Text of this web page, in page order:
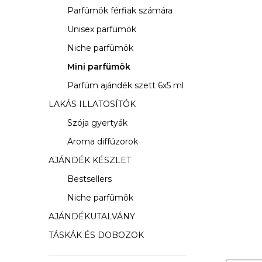
n
Parfümök férfiak számára
Unisex parfümök
Niche parfümök
Mini parfümök
Parfüm ajándék szett 6x5 ml
LAKÁS ILLATOSÍTÓK
Szója gyertyák
Aroma diffúzorok
AJÁNDÉK KÉSZLET
Bestsellers
Niche parfümök
AJÁNDÉKUTALVÁNY
TÁSKÁK ÉS DOBOZOK